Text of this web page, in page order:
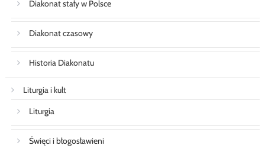
Diakonat stały w Polsce
Diakonat czasowy
Historia Diakonatu
Liturgia i kult
Liturgia
Święci i błogosławieni